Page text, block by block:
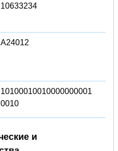
10633234
A24012
10100010010000000001
0010
и